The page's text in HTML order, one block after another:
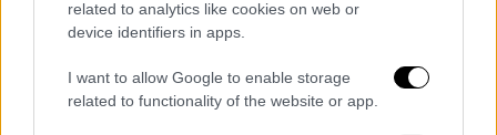
related to analytics like cookies on web or
device identifiers in apps.
I want to allow Google to enable storage
related to functionality of the website or app.
ΟΛΕΣ ΟΙ ΕΙΔΗΣΕΙΣ
Ξανά στο προσκήνιο τα σενάρια περί